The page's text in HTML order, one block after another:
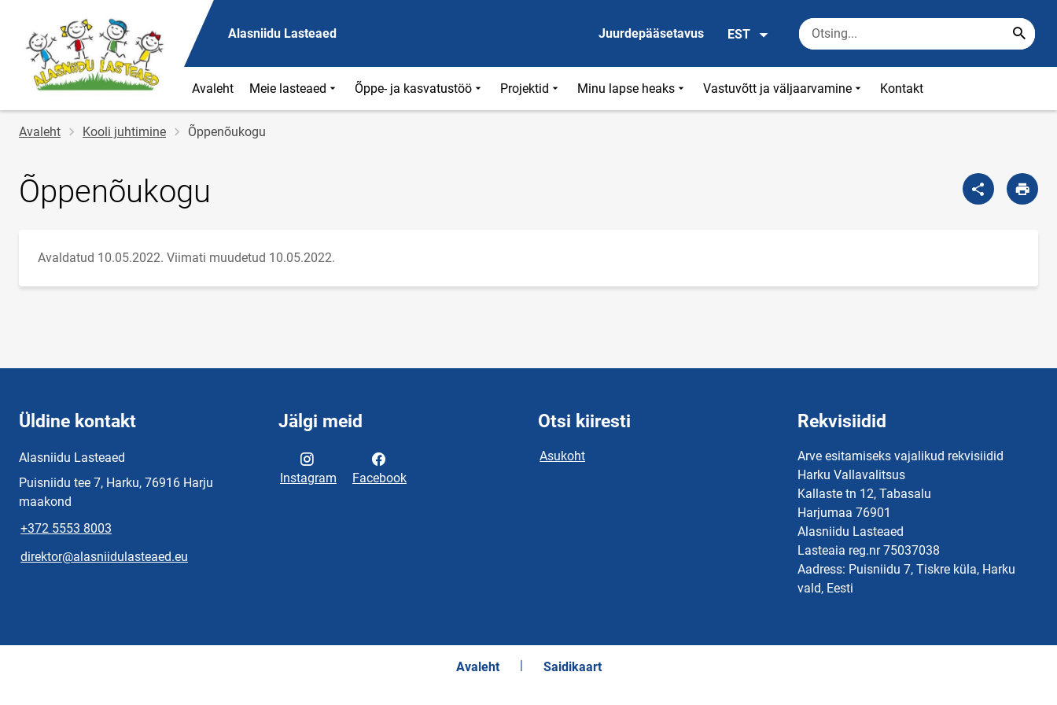
Alasniidu Lasteaed Juurdepääsetavus EST
Avaleht Meie lasteaed Õppe- ja kasvatustöö Projektid Minu lapse heaks Vastuvõtt ja väljaarvamine Kontakt
Jälglink
Avaleht Kooli juhtimine Õppenõukogu
Õppenõukogu
Avaldatud 10.05.2022. Viimati muudetud 10.05.2022.
Üldine kontakt
Alasniidu Lasteaed
Puisniidu tee 7, Harku, 76916 Harju
maakond
+372 5553 8003
direktor@alasniidulasteaed.eu
Jälgi meid
Instagram Facebook
Otsi kiiresti
Asukoht
Rekvisiidid
Arve esitamiseks vajalikud rekvisiidid
Harku Vallavalitsus
Kallaste tn 12, Tabasalu
Harjumaa 76901
Alasniidu Lasteaed
Lasteaia reg.nr 75037038
Aadress: Puisniidu 7, Tiskre küla, Harku
vald, Eesti
Avaleht Saidikaart